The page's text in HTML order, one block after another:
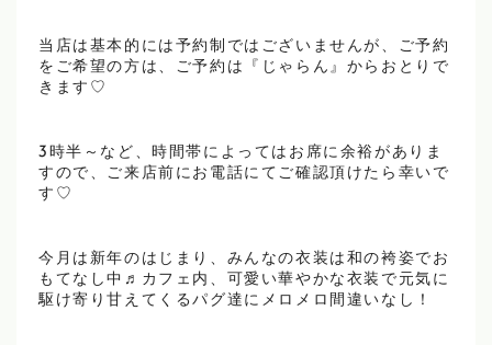
当店は基本的には予約制ではございませんが、ご予約
をご希望の方は、ご予約は『じゃらん』からおとりで
きます♡
3時半～など、時間帯によってはお席に余裕がありま
すので、ご来店前にお電話にてご確認頂けたら幸いで
す♡
今月は新年のはじまり、みんなの衣装は和の袴姿でお
もてなし中♬カフェ内、可愛い華やかな衣装で元気に
駆け寄り甘えてくるパグ達にメロメロ間違いなし！